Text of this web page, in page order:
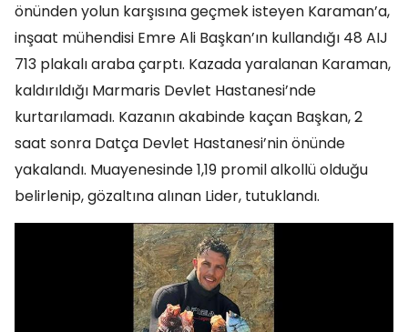
önünden yolun karşısına geçmek isteyen Karaman’a,
inşaat mühendisi Emre Ali Başkan’ın kullandığı 48 AIJ
713 plakalı araba çarptı. Kazada yaralanan Karaman,
kaldırıldığı Marmaris Devlet Hastanesi’nde
kurtarılamadı. Kazanın akabinde kaçan Başkan, 2
saat sonra Datça Devlet Hastanesi’nin önünde
yakalandı. Muayenesinde 1,19 promil alkollü olduğu
belirlenip, gözaltına alınan Lider, tutuklandı.